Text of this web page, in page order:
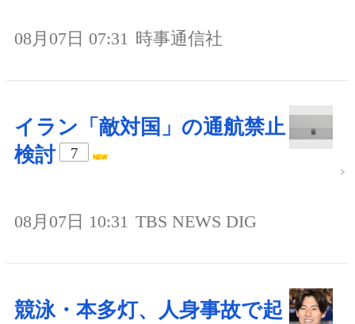
08月07日 07:31 時事通信社
イラン「敵対国」の通航禁止
検討
7
08月07日 10:31 TBS NEWS DIG
競泳・本多灯、人身事故で起